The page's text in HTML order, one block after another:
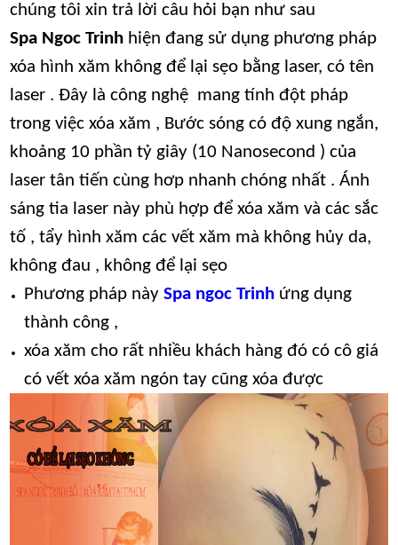
chúng tôi xin trả lời câu hỏi bạn như sau
Spa Ngoc Trinh hiện đang sử dụng phương pháp
xóa hình xăm không để lại sẹo bằng laser, có tên
laser . Đây là công nghệ mang tính đột pháp
trong việc xóa xăm , Bước sóng có độ xung ngắn,
khoảng 10 phần tỷ giây (10 Nanosecond ) của
laser tân tiến cùng hơp nhanh chóng nhất . Ánh
sáng tia laser này phù hợp để xóa xăm và các sắc
tố , tẩy hình xăm các vết xăm mà không hủy da,
không đau , không để lại sẹo
Phương pháp nàySpa ngoc Trinh ứng dụng
thành công ,
xóa xăm cho rất nhiều khách hàng đó có cô giá
có vết xóa xăm ngón tay cũng xóa được